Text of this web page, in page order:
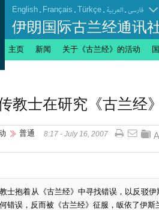
English . Français . Türkçe . العربیة.فارسی
伊朗国际古兰经通讯
主页 新闻 关于《古兰经》的活动
教士在研究《古兰经
普通
8:17 - July 16, 2007
士抱着从《古兰经》中寻找错误，以反驳
错误，反而被《古兰经》征服，皈依了伊